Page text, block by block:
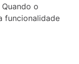
o
funcionalidade